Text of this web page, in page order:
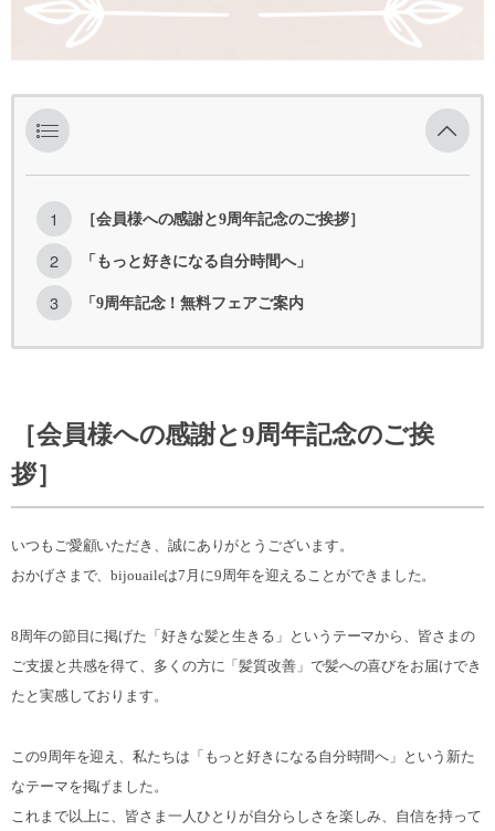
［会員様への感謝と9周年記念のご挨拶］
「もっと好きになる自分時間へ」
「9周年記念！無料フェアご案内
［会員様への感謝と9周年記念のご挨
拶］
いつもご愛顧いただき、誠にありがとうございます。
おかげさまで、bijouaileは7月に9周年を迎えることができました。
8周年の節目に掲げた「好きな髪と生きる」というテーマから、皆さまの
ご支援と共感を得て、多くの方に「髪質改善」で髪への喜びをお届けでき
たと実感しております。
この9周年を迎え、私たちは「もっと好きになる自分時間へ」という新た
なテーマを掲げました。
これまで以上に、皆さま一人ひとりが自分らしさを楽しみ、自信を持って